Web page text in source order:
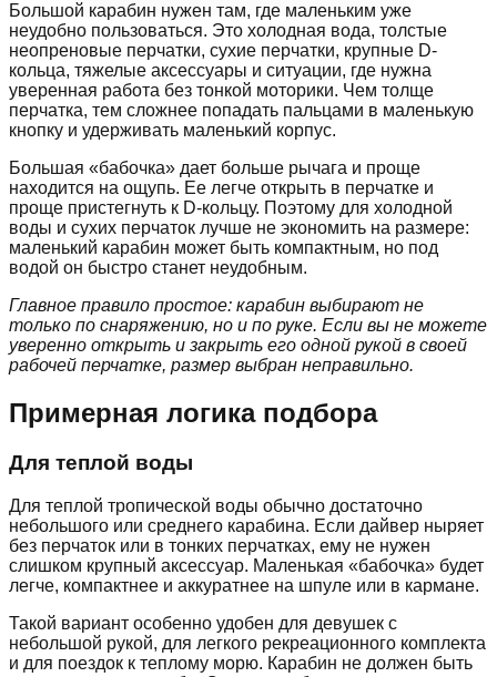
Большой карабин нужен там, где маленьким уже
неудобно пользоваться. Это холодная вода, толстые
неопреновые перчатки, сухие перчатки, крупные D-
кольца, тяжелые аксессуары и ситуации, где нужна
уверенная работа без тонкой моторики. Чем толще
перчатка, тем сложнее попадать пальцами в маленькую
кнопку и удерживать маленький корпус.
Большая «бабочка» дает больше рычага и проще
находится на ощупь. Ее легче открыть в перчатке и
проще пристегнуть к D-кольцу. Поэтому для холодной
воды и сухих перчаток лучше не экономить на размере:
маленький карабин может быть компактным, но под
водой он быстро станет неудобным.
Главное правило простое: карабин выбирают не
только по снаряжению, но и по руке. Если вы не можете
уверенно открыть и закрыть его одной рукой в своей
рабочей перчатке, размер выбран неправильно.
Примерная логика подбора
Для теплой воды
Для теплой тропической воды обычно достаточно
небольшого или среднего карабина. Если дайвер ныряет
без перчаток или в тонких перчатках, ему не нужен
слишком крупный аксессуар. Маленькая «бабочка» будет
легче, компактнее и аккуратнее на шпуле или в кармане.
Такой вариант особенно удобен для девушек с
небольшой рукой, для легкого рекреационного комплекта
и для поездок к теплому морю. Карабин не должен быть